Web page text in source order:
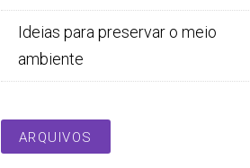
Ideias para preservar o meio
ambiente
ARQUIVOS